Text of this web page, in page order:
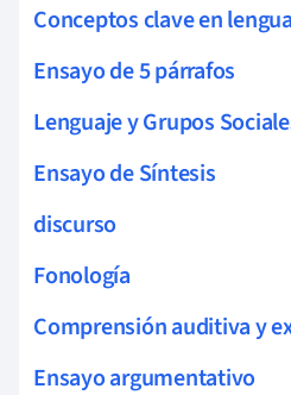
Conceptos clave en
Ensayo de 5 párrafos
Lenguaje y Grupos
Ensayo de Síntesis
discurso
Fonología
Comprensión auditiva y
Ensayo argumentativo